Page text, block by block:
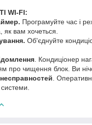
WI-FI:
Програмуйте час і
як вам хочеться.
Об'єднуйте
. Кондиціонер
про чищення блок. Ви
.